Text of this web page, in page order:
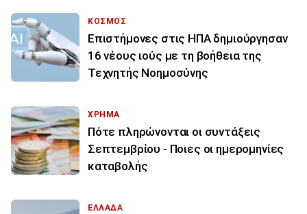
ΚΟΣΜΟΣ
Επιστήμονες στις ΗΠΑ δημιούργησαν
16 νέους ιούς με τη βοήθεια της
Τεχνητής Νοημοσύνης
ΧΡΗΜΑ
Πότε πληρώνονται οι συντάξεις
Σεπτεμβρίου - Ποιες οι ημερομηνίες
καταβολής
ΕΛΛΑΔΑ